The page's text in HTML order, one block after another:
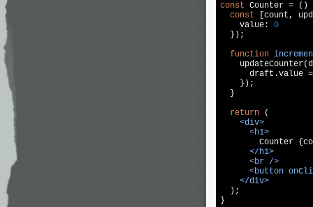
const Counter = ()
const [count,
value: 0
});
function
draft.value =
});
}
return (
<div>
<h1>
Counter
</h1>
<br />
<button
</div>
);
}